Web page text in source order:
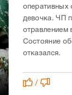
оперативных
девочка. ЧП
отравлением
Состояние
отказался.
/